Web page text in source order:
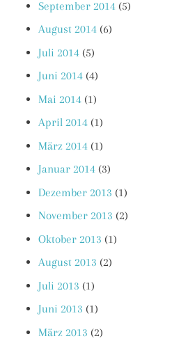
September 2014 (5)
August 2014 (6)
Juli 2014 (5)
Juni 2014 (4)
Mai 2014 (1)
April 2014 (1)
März 2014 (1)
Januar 2014 (3)
Dezember 2013 (1)
November 2013 (2)
Oktober 2013 (1)
August 2013 (2)
Juli 2013 (1)
Juni 2013 (1)
März 2013 (2)